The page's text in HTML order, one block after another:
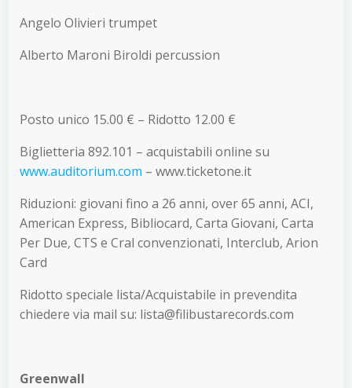
Angelo Olivieri trumpet
Alberto Maroni Biroldi percussion
Posto unico 15.00 € – Ridotto 12.00 €
Biglietteria 892.101 – acquistabili online su
www.auditorium.com – www.ticketone.it
Riduzioni: giovani fino a 26 anni, over 65 anni, ACI,
American Express, Bibliocard, Carta Giovani, Carta
Per Due, CTS e Cral convenzionati, Interclub, Arion
Card
Ridotto speciale lista/Acquistabile in prevendita
chiedere via mail su: lista@filibustarecords.com
Greenwall